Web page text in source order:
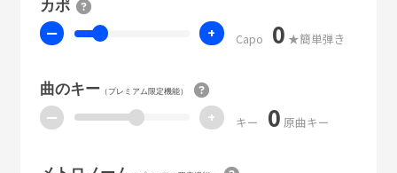
カポ
ー + Capo 0 ★簡単弾き
曲のキー（プレミアム限定機能）
ー + キー 0 原曲キー